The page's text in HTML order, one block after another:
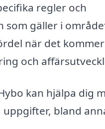
regler och
som gäller i
när det
och
kan hjälpa dig
uppgifter, bland